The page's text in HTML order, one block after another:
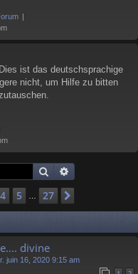
ist das deutschsprachige
nicht, um Hilfe zu bitten
Rechercher
27
4 5 27
divine
juin 16, 2020 9:15 am